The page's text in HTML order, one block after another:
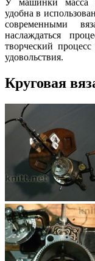
удобна в
современными
наслаждаться
творческий
удовольствия.
Круговая